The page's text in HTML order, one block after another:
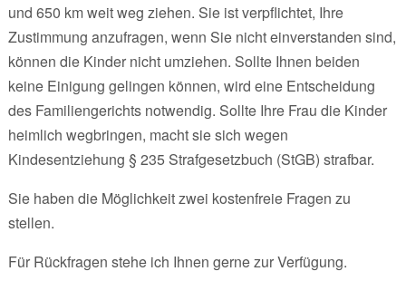
und 650 km weit weg ziehen. Sie ist verpflichtet, Ihre
Zustimmung anzufragen, wenn Sie nicht einverstanden sind,
können die Kinder nicht umziehen. Sollte Ihnen beiden
keine Einigung gelingen können, wird eine Entscheidung
des Familiengerichts notwendig. Sollte Ihre Frau die Kinder
heimlich wegbringen, macht sie sich wegen
Kindesentziehung § 235 Strafgesetzbuch (StGB) strafbar.
Sie haben die Möglichkeit zwei kostenfreie Fragen zu
stellen.
Für Rückfragen stehe ich Ihnen gerne zur Verfügung.